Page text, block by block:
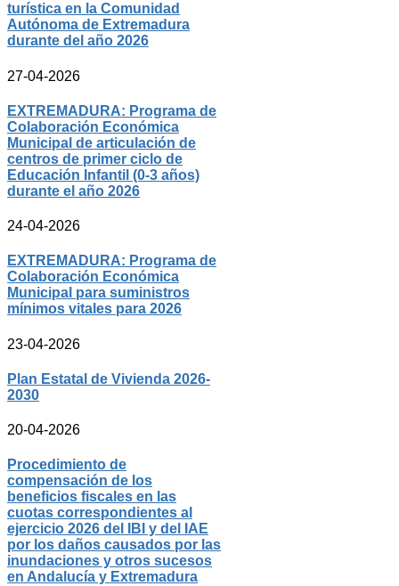
turística en la Comunidad
Autónoma de Extremadura
durante del año 2026
27-04-2026
EXTREMADURA: Programa de
Colaboración Económica
Municipal de articulación de
centros de primer ciclo de
Educación Infantil (0-3 años)
durante el año 2026
24-04-2026
EXTREMADURA: Programa de
Colaboración Económica
Municipal para suministros
mínimos vitales para 2026
23-04-2026
Plan Estatal de Vivienda 2026-
2030
20-04-2026
Procedimiento de
compensación de los
beneficios fiscales en las
cuotas correspondientes al
ejercicio 2026 del IBI y del IAE
por los daños causados por las
inundaciones y otros sucesos
en Andalucía y Extremadura